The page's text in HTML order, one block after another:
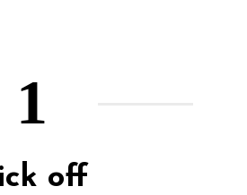
1
off